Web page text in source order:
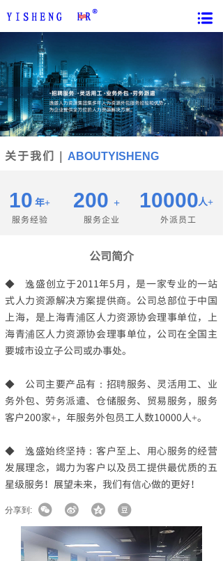
关于我们 ｜ ABOUTYISHENG
人+
+
外派员工
服务经验
年+
服务企业
10 200 10000
公司简介
◆ 逸盛创立于2011年5月，是一家专业的一站
式人力资源解决方案提供商。公司总部位于中国
上海，是上海青浦区人力资源协会理事单位，上
海青浦区人力资源协会理事单位，公司在全国主
要城市设立子公司或办事处。
◆ 公司主要产品有：招聘服务、灵活用工、业
务外包、劳务派遣、仓储服务、贸易服务，服务
客户200家+，年服务外包员工人数10000人+。
◆ 逸盛始终坚持：客户至上、用心服务的经营
发展理念，竭力为客户以及员工提供最优质的五
星级服务！展望未来，我们有信心做的更好！
分享到: